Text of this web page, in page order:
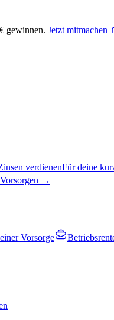
gewinnen. Jetzt mitmachen
verdienenFür deine
→
Vorsorge